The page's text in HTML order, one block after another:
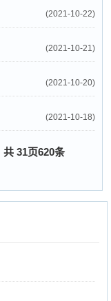
(2021-10-22)
(2021-10-21)
(2021-10-20)
(2021-10-18)
共 31页620条